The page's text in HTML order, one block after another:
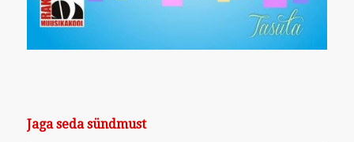
Jaga seda sündmust